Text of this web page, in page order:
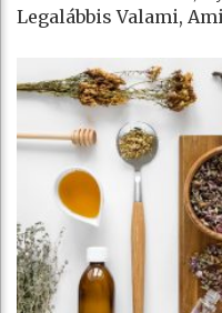
Legalábbis Valami,